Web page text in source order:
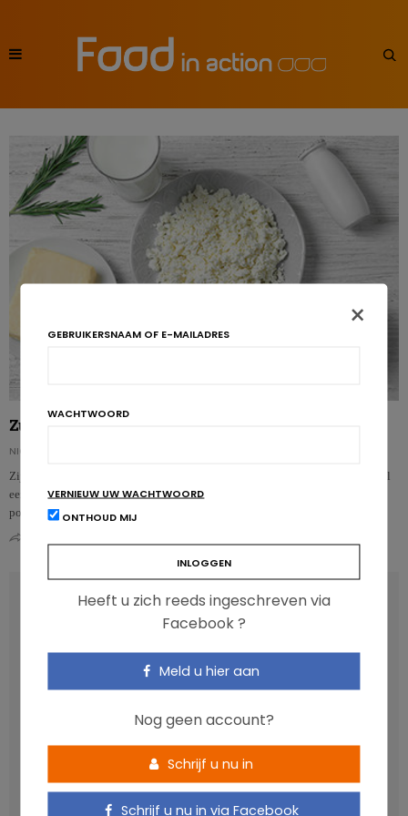
Zuivelproducten en gezondheid: een positieve evaluatie
NICOLAS GUGGENBÜHL
Zijn zuivelproducten nu gezond of niet? De meningen daarover durven nogal
eens verschillen. Prof. Givens (universiteit van Reading) maakte alvast een
positi…
RECENT POSTS
Anthocyanen: gunstig voor de cardiometabole
Een gezonde darmmicrobiota is goed, maar wat is dat
eigenlijk?
Vis, verontreinigende stoffen en omega-3: wat zijn de
aanbevelingen?
×
GEBRUIKERSNAAM OF E-MAILADRES
WACHTWOORD
VERNIEUW UW WACHTWOORD
ONTHOUD MIJ
Heeft u zich reeds ingeschreven via
Facebook ?
Meld u hier aan
Nog geen account?
Schrijf u nu in
Schrijf u nu in via Facebook